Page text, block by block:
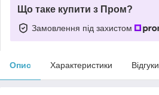
Що таке купити з Пром?
Замовлення під захистом
Опис Характеристики